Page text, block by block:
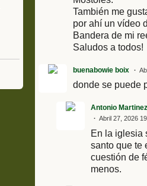
También me
por ahí un vídeo
Bandera de mi
Saludos a todos!
buenabowie boix
donde se puede
Antonio Martinez
Abril 27, 2026
En la iglesia
santo que te
cuestión de
menos.